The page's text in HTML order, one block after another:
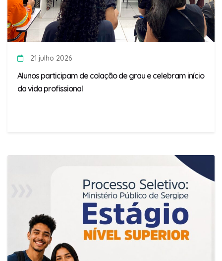
21 julho 2026
Alunos participam de colação de grau e celebram início
da vida profissional